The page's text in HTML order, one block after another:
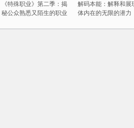
《特殊职业》第二季：揭
秘公众熟悉又陌生的职业
解码本能：解释和展
体内在的无限的潜力